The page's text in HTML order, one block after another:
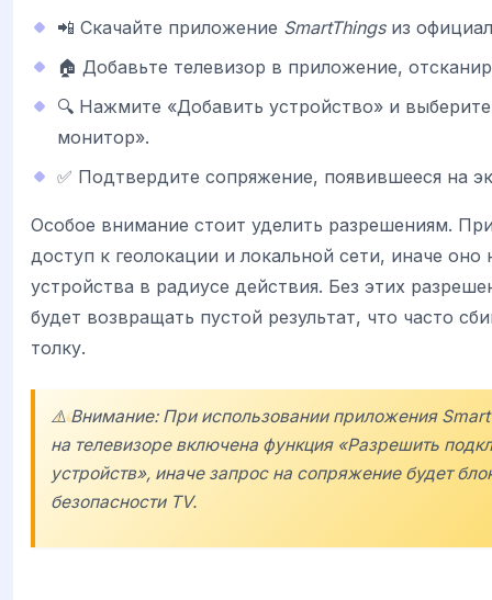
📲 Скачайте приложение SmartThingsиз
🏠 Добавьте телевизор в приложение,
🔍 Нажмите «Добавить устройство» и
монитор».
✅ Подтвердите сопряжение, появившееся на
Особое внимание стоит уделить разрешениям.
доступ к геолокации и локальной сети, иначе
устройства в радиусе действия. Без этих
будет возвращать пустой результат, что часто
толку.
⚠️ Внимание: При использовании приложения
на телевизоре включена функция «Разрешить
устройств», иначе запрос на сопряжение будет
безопасности TV.